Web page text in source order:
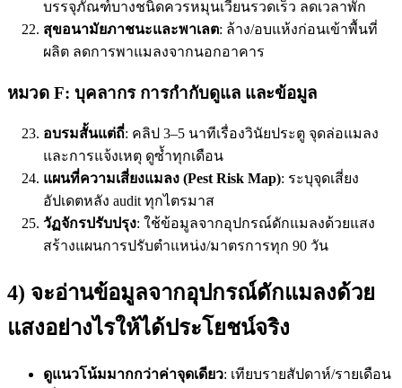
บรรจุภัณฑ์บางชนิดควรหมุนเวียนรวดเร็ว ลดเวลาพัก
สุขอนามัยภาชนะและพาเลต: ล้าง/อบแห้งก่อนเข้าพื้นที่
ผลิต ลดการพาแมลงจากนอกอาคาร
หมวด F: บุคลากร การกำกับดูแล และข้อมูล
อบรมสั้นแต่ถี่: คลิป 3–5 นาทีเรื่องวินัยประตู จุดล่อแมลง
และการแจ้งเหตุ ดูซ้ำทุกเดือน
แผนที่ความเสี่ยงแมลง (Pest Risk Map): ระบุจุดเสี่ยง
อัปเดตหลัง audit ทุกไตรมาส
วัฏจักรปรับปรุง: ใช้ข้อมูลจากอุปกรณ์ดักแมลงด้วยแสง
สร้างแผนการปรับตำแหน่ง/มาตรการทุก 90 วัน
4) จะอ่านข้อมูลจากอุปกรณ์ดักแมลงด้วย
แสงอย่างไรให้ได้ประโยชน์จริง
ดูแนวโน้มมากกว่าค่าจุดเดียว: เทียบรายสัปดาห์/รายเดือน